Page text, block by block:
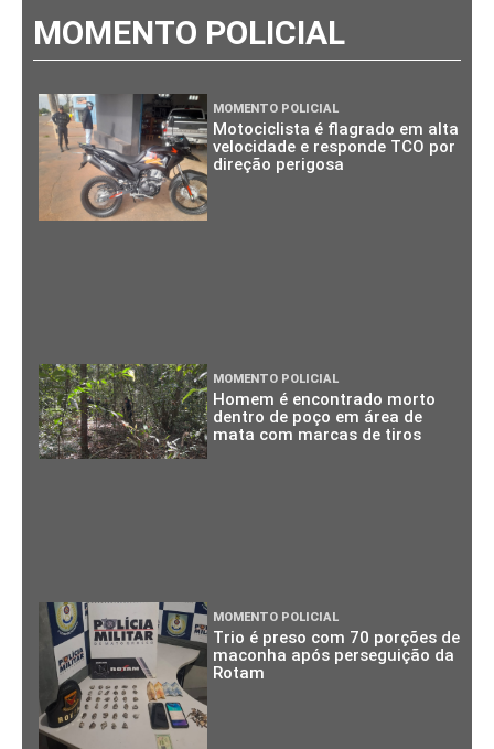
MOMENTO POLICIAL
MOMENTO POLICIAL
Motociclista é flagrado em alta
velocidade e responde TCO por
direção perigosa
MOMENTO POLICIAL
Homem é encontrado morto
dentro de poço em área de
mata com marcas de tiros
MOMENTO POLICIAL
Trio é preso com 70 porções de
maconha após perseguição da
Rotam